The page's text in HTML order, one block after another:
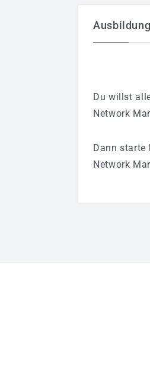
Du willst
Network
Dann starte
Network